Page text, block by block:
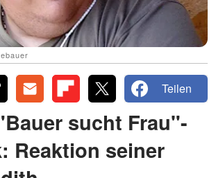
Teilen
sucht Frau"-
Reaktion seiner